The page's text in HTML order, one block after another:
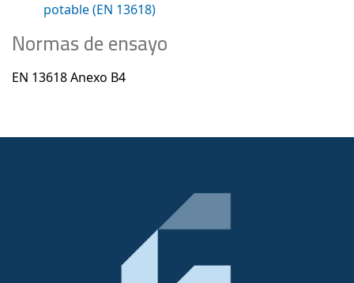
potable (EN 13618)
Normas de ensayo
EN 13618 Anexo B4